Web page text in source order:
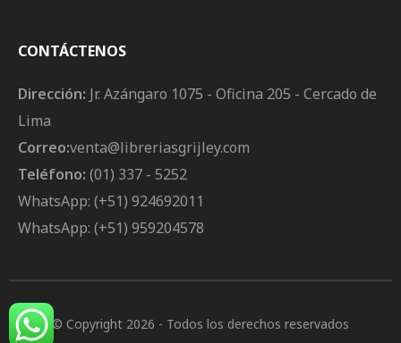
CONTÁCTENOS
Dirección: Jr. Azángaro 1075 - Oficina 205 - Cercado de
Lima
Correo:venta@libreriasgrijley.com
Teléfono: (01) 337 - 5252
WhatsApp: (+51) 924692011
WhatsApp: (+51) 959204578
© Copyright 2026 - Todos los derechos reservados